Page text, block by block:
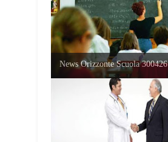
News Orizzonte Scuola 300426